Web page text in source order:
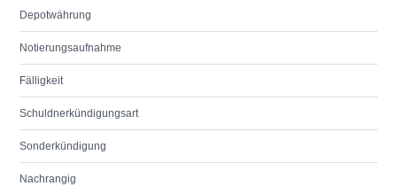
Depotwährung
Notierungsaufnahme
Fälligkeit
Schuldnerkündigungsart
Sonderkündigung
Nachrangig